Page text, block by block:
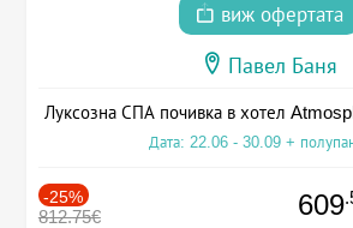
виж офертата
Павел Баня
Луксозна СПА почивка в хотел
Дата: 22.06 - 30.09 +
-25%
812.75€ 609